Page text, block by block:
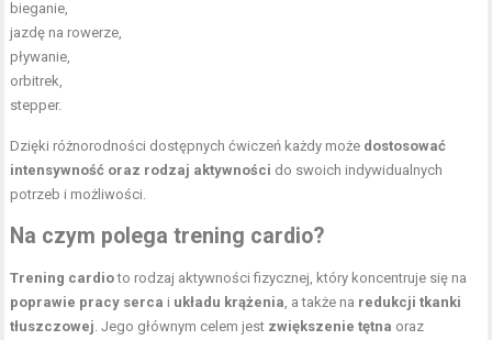
bieganie,
jazdę na rowerze,
pływanie,
orbitrek,
stepper.
Dzięki różnorodności dostępnych ćwiczeń każdy może dostosować
intensywność oraz rodzaj aktywności do swoich indywidualnych
potrzeb i możliwości.
Na czym polega trening cardio?
Trening cardioto rodzaj aktywności fizycznej, który koncentruje się na
poprawie pracy serca i układu krążenia , a także na redukcji tkanki
tłuszczowej . Jego głównym celem jest zwiększenie tętna oraz